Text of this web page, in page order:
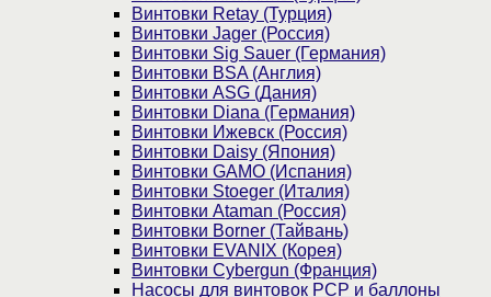
Винтовки Retay (Турция)
Винтовки Jager (Россия)
Винтовки Sig Sauer (Германия)
Винтовки BSA (Англия)
Винтовки ASG (Дания)
Винтовки Diana (Германия)
Винтовки Ижевск (Россия)
Винтовки Daisy (Япония)
Винтовки GAMO (Испания)
Винтовки Stoeger (Италия)
Винтовки Ataman (Россия)
Винтовки Borner (Тайвань)
Винтовки EVANIX (Корея)
Винтовки Cybergun (Франция)
Насосы для винтовок PCP и баллоны